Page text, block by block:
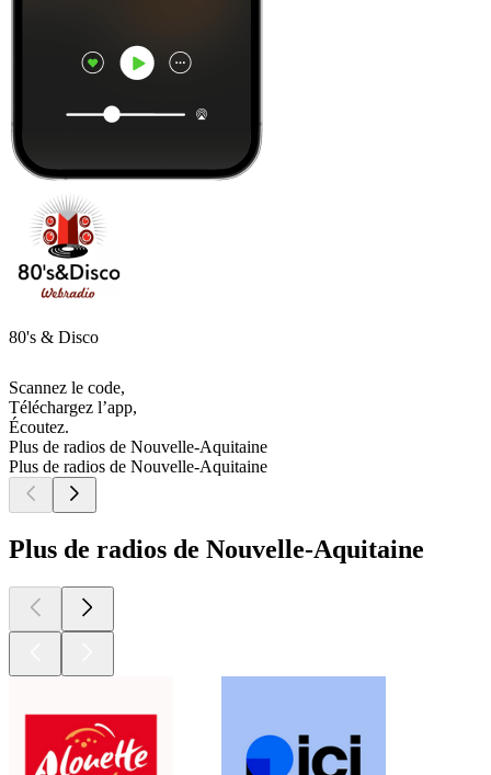
80's & Disco
Scannez le code,
Téléchargez l’app,
Écoutez.
Plus de radios de Nouvelle-Aquitaine
Plus de radios de Nouvelle-Aquitaine
Plus de radios de Nouvelle-Aquitaine